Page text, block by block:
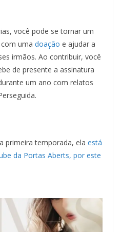
você pode se tornar um
uma doação e ajudar a
irmãos. Ao contribuir, você
de presente a assinatura
um ano com relatos
primeira temporada, ela está
da Portas Aberts, por este